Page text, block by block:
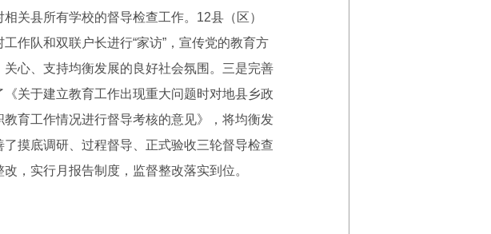
关县所有学校的督导检查工作。12县（区）
作队和双联户长进行“家访”，宣传党的教育方
心、支持均衡发展的良好社会氛围。三是完善
关于建立教育工作出现重大问题时对地县乡政
育工作情况进行督导考核的意见》，将均衡发
摸底调研、过程督导、正式验收三轮督导检查
，实行月报告制度，监督整改落实到位。